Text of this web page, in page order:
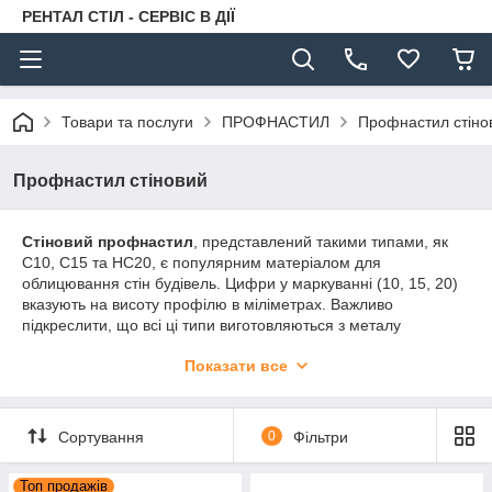
РЕНТАЛ СТІЛ - СЕРВІС В ДІЇ
Товари та послуги ПРОФНАСТИЛ Профнастил
Профнастил стіновий
Стіновий профнастил , представлений такими типами, як
С10, С15 та НС20, є популярним матеріалом для
облицювання стін будівель. Цифри у маркуванні (10, 15, 20)
вказують на висоту профілю в міліметрах. Важливо
підкреслити, що всі ці типи виготовляються з металу
значно покращує їхні експлуатаційні характеристики. Крім
надають додаткові переваги.
Стіновий профнастил з полімерним покриттям:
Полімерне покриття – це захисний шар, нанесений на
Показати все
Сортування 0 Фільтри
Топ продажів